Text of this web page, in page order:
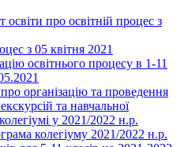
освіти про освітній процес з
з 05 квітня 2021
освітнього процесу в 1-11
організацію та проведення
та навчальної
у 2021/2022 н.р.
колегіуму 2021/2022 н.р.